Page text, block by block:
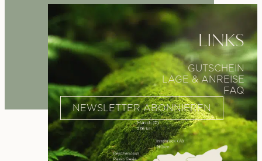
LINKS
GUTSCHEIN
LAGE & ANREISE
FAQ
NEWSLETTER ABONNIEREN